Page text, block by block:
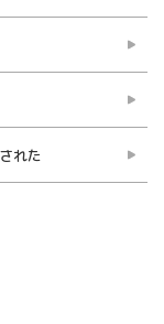
れた